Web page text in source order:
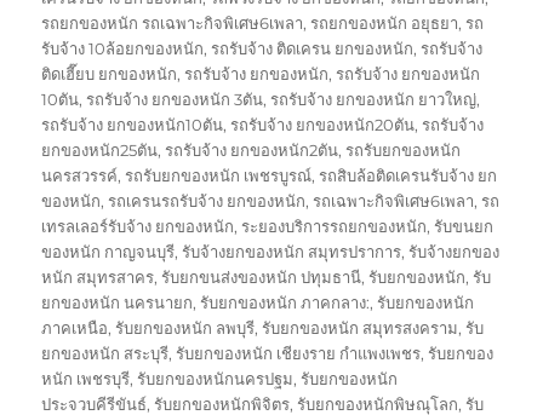
รถยกของหนัก รถเฉพาะกิจพิเศษ6เพลา,รถยกของหนัก อยุธยา,รถ
รับจ้าง 10ล้อยกของหนัก,รถรับจ้าง ติดเครน ยกของหนัก,รถรับจ้าง
ติดเฮี๊ยบ ยกของหนัก,รถรับจ้าง ยกของหนัก,รถรับจ้าง ยกของหนัก
10ตัน,รถรับจ้าง ยกของหนัก 3ตัน,รถรับจ้าง ยกของหนัก ยาวใหญ่,
รถรับจ้าง ยกของหนัก10ตัน,รถรับจ้าง ยกของหนัก20ตัน,รถรับจ้าง
ยกของหนัก25ตัน,รถรับจ้าง ยกของหนัก2ตัน,รถรับยกของหนัก
นครสวรรค์,รถรับยกของหนัก เพชรบูรณ์,รถสิบล้อติดเครนรับจ้าง ยก
ของหนัก,รถเครนรถรับจ้าง ยกของหนัก,รถเฉพาะกิจพิเศษ6เพลา,รถ
เทรลเลอร์รับจ้าง ยกของหนัก,ระยองบริการรถยกของหนัก,รับขนยก
ของหนัก กาญจนบุรี,รับจ้างยกของหนัก สมุทรปราการ,รับจ้างยกของ
หนัก สมุทรสาคร,รับยกขนส่งของหนัก ปทุมธานี,รับยกของหนัก,รับ
ยกของหนัก นครนายก,รับยกของหนัก ภาคกลาง:,รับยกของหนัก
ภาคเหนือ,รับยกของหนัก ลพบุรี,รับยกของหนัก สมุทรสงคราม,รับ
ยกของหนัก สระบุรี,รับยกของหนัก เชียงราย กำแพงเพชร,รับยกของ
หนัก เพชรบุรี,รับยกของหนักนครปฐม,รับยกของหนัก
ประจวบคีรีขันธ์,รับยกของหนักพิจิตร,รับยกของหนักพิษณุโลก,รับ